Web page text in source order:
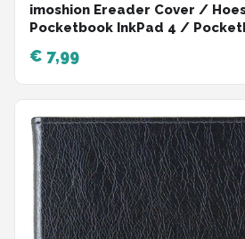
imoshion Ereader Cover /
Pocketbook InkPad 4 /
3 - imoshion Design Slim Soft
Bookcase zonder stand - /
€ 7,99